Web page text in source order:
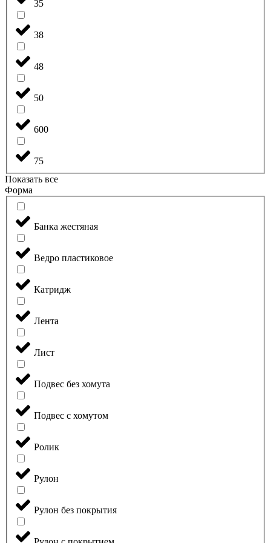
35
38
48
50
600
75
Показать все
Форма
Банка жестяная
Ведро пластиковое
Катридж
Лента
Лист
Подвес без хомута
Подвес с хомутом
Ролик
Рулон
Рулон без покрытия